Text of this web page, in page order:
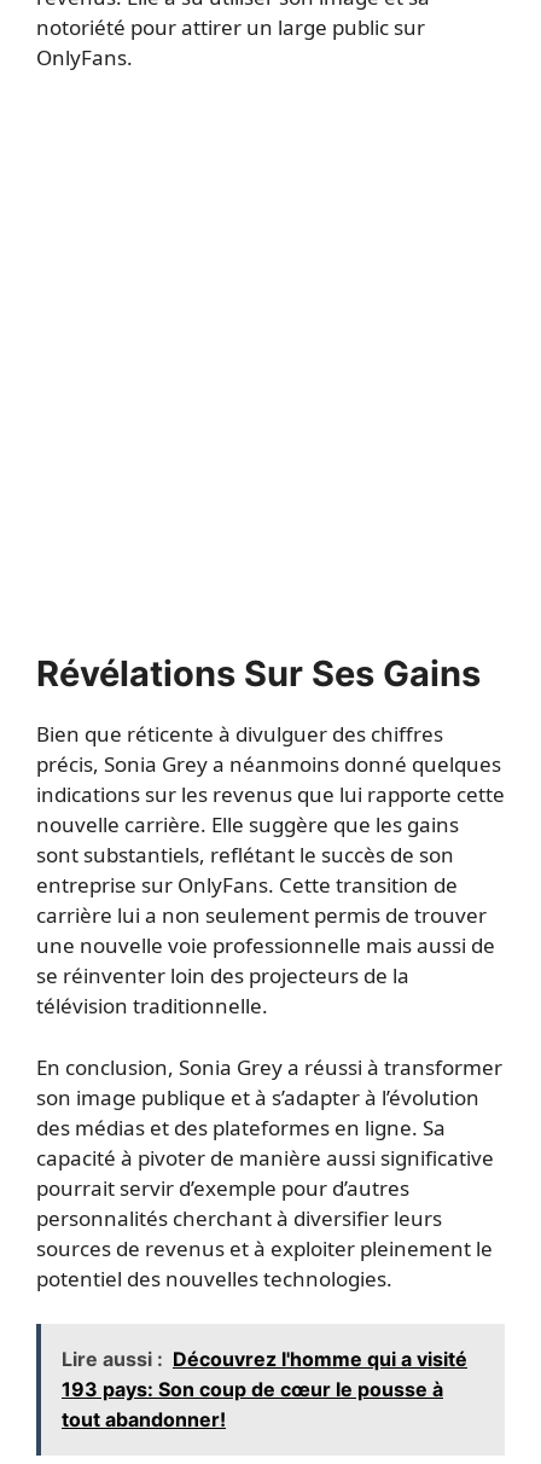
notoriété pour attirer un large public sur
OnlyFans.
Révélations Sur Ses Gains
Bien que réticente à divulguer des chiffres
précis, Sonia Grey a néanmoins donné quelques
indications sur les revenus que lui rapporte cette
nouvelle carrière. Elle suggère que les gains
sont substantiels, reflétant le succès de son
entreprise sur OnlyFans. Cette transition de
carrière lui a non seulement permis de trouver
une nouvelle voie professionnelle mais aussi de
se réinventer loin des projecteurs de la
télévision traditionnelle.
En conclusion, Sonia Grey a réussi à transformer
son image publique et à s’adapter à l’évolution
des médias et des plateformes en ligne. Sa
capacité à pivoter de manière aussi significative
pourrait servir d’exemple pour d’autres
personnalités cherchant à diversifier leurs
sources de revenus et à exploiter pleinement le
potentiel des nouvelles technologies.
Lire aussi : Découvrez l'homme qui a visité
193 pays: Son coup de cœur le pousse à
tout abandonner!